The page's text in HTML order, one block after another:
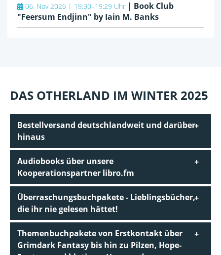
06. Nov 2026 | 19:30–19:29 Uhr | Book Club
"Feersum Endjinn" by Iain M. Banks
DAS OTHERLAND IM WINTER 2025
Bestellversand deutschlandweit und darüber
hinaus
Audiobooks über unsere
Kooperationspartner libro.fm
Überraschungsbuchpakete - Lieblingsbücher,
die ihr nie gelesen hättet!
Themenbuchpakete von Erstkontakt über
Grimdark Fantasy bis hin zu Pilzen, Hope-